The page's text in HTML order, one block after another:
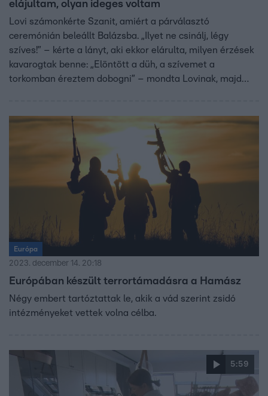
elájultam, olyan ideges voltam
Lovi számonkérte Szanit, amiért a párválasztó
ceremónián beleállt Balázsba. „Ilyet ne csinálj, légy
szíves!” – kérte a lányt, aki ekkor elárulta, milyen érzések
kavarogtak benne: „Elöntött a düh, a szívemet a
torkomban éreztem dobogni” – mondta Lovinak, majd
sráctól…
Európa
2023. december 14. 20:18
Európában készült terrortámadásra a Hamász
Négy embert tartóztattak le, akik a vád szerint zsidó
intézményeket vettek volna célba.
5:59